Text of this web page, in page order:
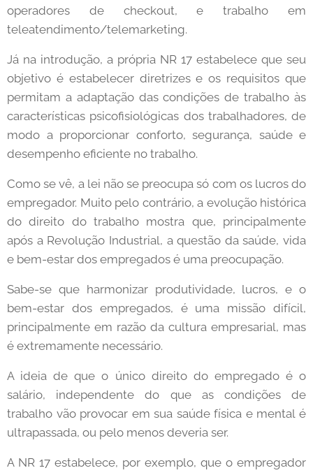
operadores de checkout, e trabalho em
teleatendimento/telemarketing.
Já na introdução, a própria NR 17 estabelece que seu
objetivo é estabelecer diretrizes e os requisitos que
permitam a adaptação das condições de trabalho às
características psicofisiológicas dos trabalhadores, de
modo a proporcionar conforto, segurança, saúde e
desempenho eficiente no trabalho.
Como se vê, a lei não se preocupa só com os lucros do
empregador. Muito pelo contrário, a evolução histórica
do direito do trabalho mostra que, principalmente
após a Revolução Industrial, a questão da saúde, vida
e bem-estar dos empregados é uma preocupação.
Sabe-se que harmonizar produtividade, lucros, e o
bem-estar dos empregados, é uma missão difícil,
principalmente em razão da cultura empresarial, mas
é extremamente necessário.
A ideia de que o único direito do empregado é o
salário, independente do que as condições de
trabalho vão provocar em sua saúde física e mental é
ultrapassada, ou pelo menos deveria ser.
A NR 17 estabelece, por exemplo, que o empregador